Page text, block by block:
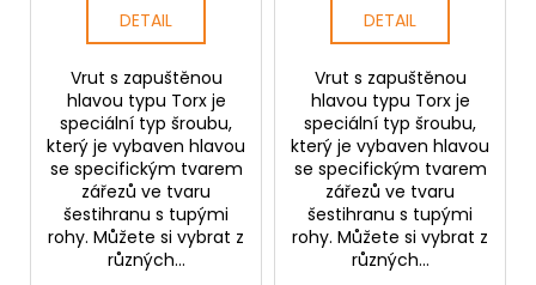
DETAIL
Vrut s zapuštěnou
hlavou typu Torx je
speciální typ šroubu,
který je vybaven hlavou
se specifickým tvarem
zářezů ve tvaru
šestihranu s tupými
rohy. Můžete si vybrat z
různých...
DETAIL
Vrut s zapuštěnou
hlavou typu Torx je
speciální typ šroubu,
který je vybaven hlavou
se specifickým tvarem
zářezů ve tvaru
šestihranu s tupými
rohy. Můžete si vybrat z
různých...